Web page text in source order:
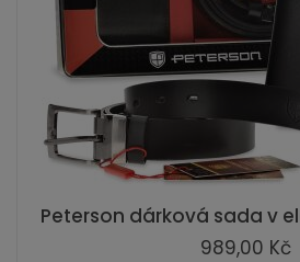
Peterson dárková sada v
989,00 Kč